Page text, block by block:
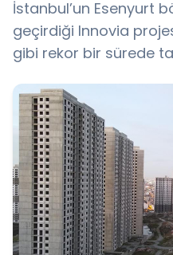
İstanbul’un Esenyurt
geçirdiği Innovia
gibi rekor bir sürede